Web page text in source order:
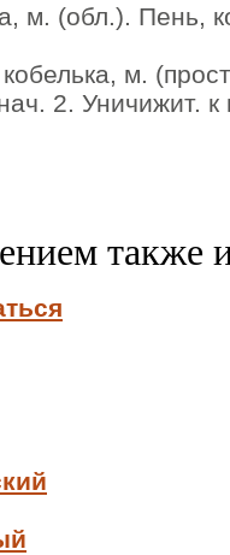
м. (обл.). Пень,
м.
2. Уничижит. к
также